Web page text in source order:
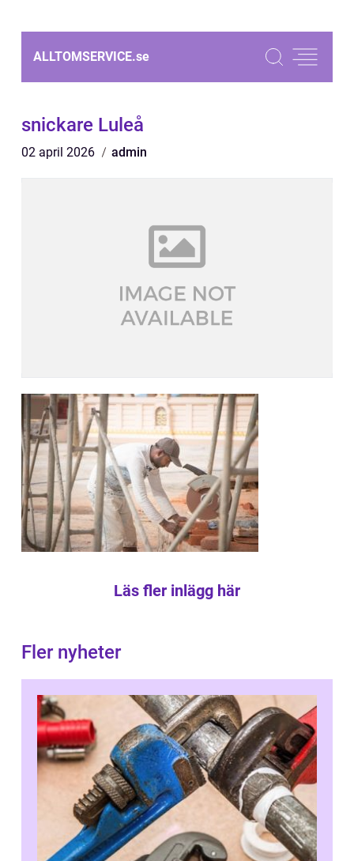
ALLTOMSERVICE.se
snickare Luleå
02 april 2026 admin
Läs fler inlägg här
Fler nyheter